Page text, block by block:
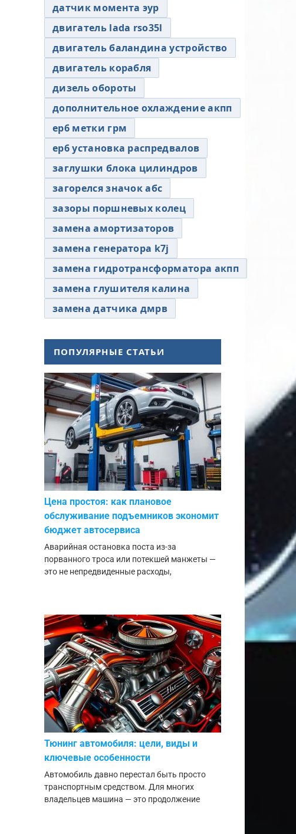
датчик момента эур
двигатель lada rso35l
двигатель баландина устройство
двигатель корабля
дизель обороты
дополнительное охлаждение акпп
ер6 метки грм
ер6 установка распредвалов
заглушки блока цилиндров
загорелся значок абс
зазоры поршневых колец
замена амортизаторов
замена генератора k7j
замена гидротрансформатора акпп
замена глушителя калина
замена датчика дмрв
ПОПУЛЯРНЫЕ СТАТЬИ
Цена простоя: как плановое
обслуживание подъемников экономит
бюджет автосервиса
Аварийная остановка поста из-за
порванного троса или потекшей манжеты —
это не непредвиденные расходы,
Тюнинг автомобиля: цели, виды и
ключевые особенности
Автомобиль давно перестал быть просто
транспортным средством. Для многих
владельцев машина — это продолжение